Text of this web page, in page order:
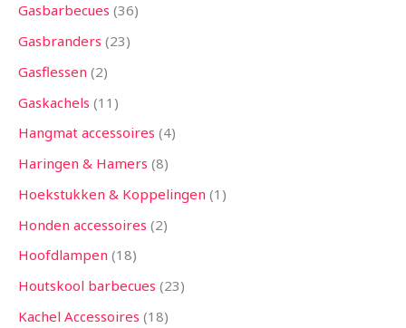
Gasbarbecues 36
Gasbranders 23
Gasflessen 2
Gaskachels 11
Hangmat accessoires 4
Haringen & Hamers 8
Hoekstukken & Koppelingen 1
Honden accessoires 2
Hoofdlampen 18
Houtskool barbecues 23
Kachel Accessoires 18